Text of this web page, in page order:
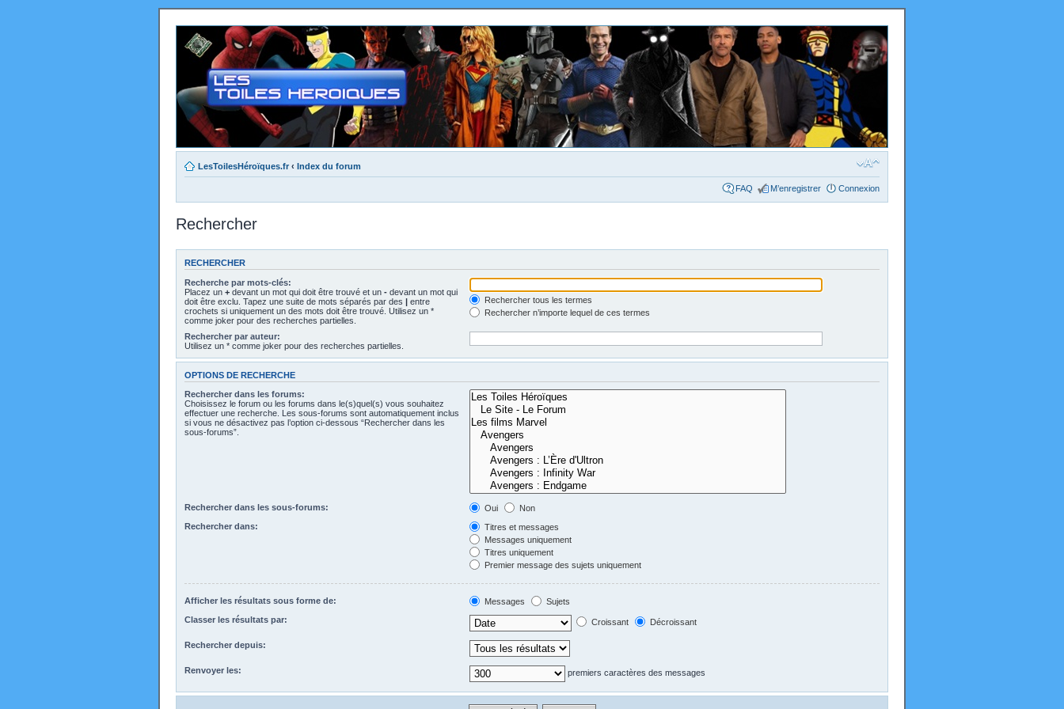
LesToilesHéroïques.fr ‹ Index du forum
FAQ M’enregistrer Connexion
Rechercher
RECHERCHER
Recherche par mots-clés:
Placez un + devant un mot qui doit être trouvé et un - devant un mot qui
doit être exclu. Tapez une suite de mots séparés par des | entre
crochets si uniquement un des mots doit être trouvé. Utilisez un *
comme joker pour des recherches partielles.
Rechercher tous les termes
Rechercher n’importe lequel de ces termes
Rechercher par auteur:
Utilisez un * comme joker pour des recherches partielles.
OPTIONS DE RECHERCHE
Rechercher dans les forums:
Choisissez le forum ou les forums dans le(s)quel(s) vous souhaitez
effectuer une recherche. Les sous-forums sont automatiquement inclus
si vous ne désactivez pas l’option ci-dessous “Rechercher dans les
sous-forums”.
Rechercher dans les sous-forums: Oui
Non
Rechercher dans:
Titres et messages
Messages uniquement
Titres uniquement
Premier message des sujets uniquement
Afficher les résultats sous forme de: Messages
Sujets
Classer les résultats par:
Croissant Décroissant
Rechercher depuis:
Renvoyer les: premiers caractères des messages